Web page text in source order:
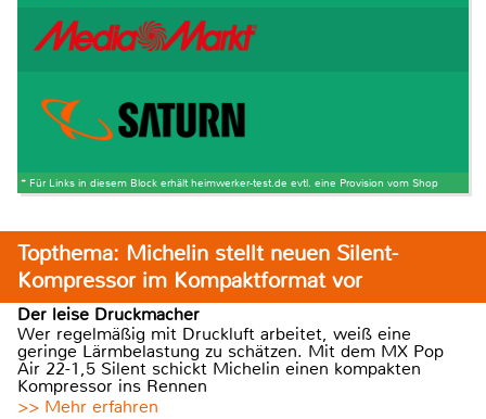
* Für Links in diesem Block erhält heimwerker-test.de evtl. eine Provision vom Shop
Topthema: Michelin stellt neuen Silent-
Kompressor im Kompaktformat vor
Der leise Druckmacher
Wer regelmäßig mit Druckluft arbeitet, weiß eine
geringe Lärmbelastung zu schätzen. Mit dem MX Pop
Air 22-1,5 Silent schickt Michelin einen kompakten
Kompressor ins Rennen
>> Mehr erfahren